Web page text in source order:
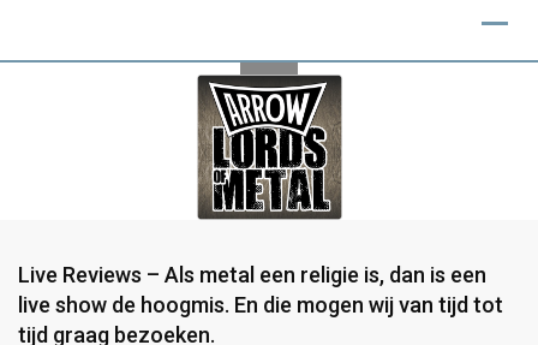
Live Reviews – Als metal een religie is, dan is een
live show de hoogmis. En die mogen wij van tijd tot
tijd graag bezoeken.